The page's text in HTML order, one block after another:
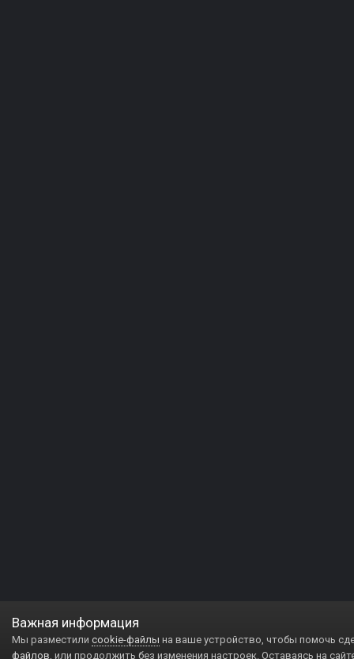
Важная информация
Мы разместили cookie-файлы на ваше устройство, чтобы помочь
файлов, или продолжить без изменения настроек. Оставаясь на